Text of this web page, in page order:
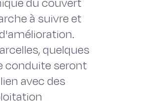
à suivre et
quelques
conduite seront
avec des